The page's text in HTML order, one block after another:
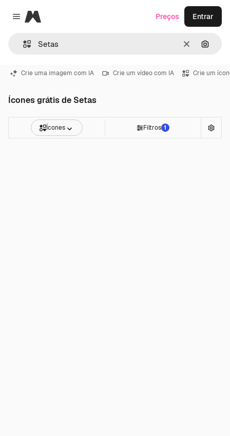
Close menu
Magnific
Limpar
Preços Entrar
Crie uma imagem com IA Crie um vídeo com IA Crie um
Ícones grátis de Setas
Ícones Filtros 1